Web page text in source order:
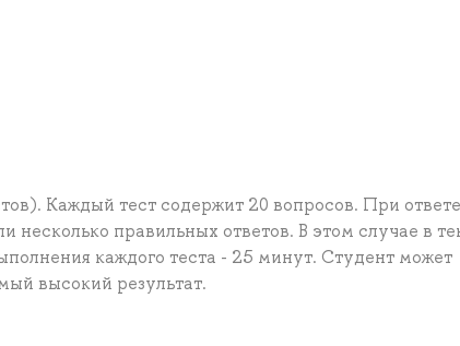
Каждый тест содержит 20 вопросов. При
несколько правильных ответов. В этом случае в
каждого теста - 25 минут. Студент может
высокий результат.